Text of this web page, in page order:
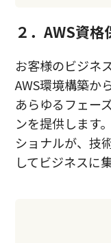
２．AWS資
お客様のビジネ
AWS環境構築か
あらゆるフェー
ンを提供します
ショナルが、技
してビジネスに